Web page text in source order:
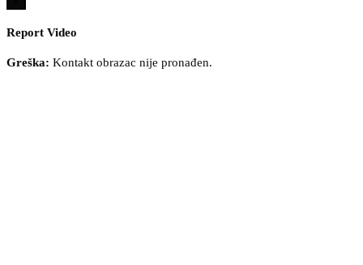
Report Video
Greška: Kontakt obrazac nije pronađen.